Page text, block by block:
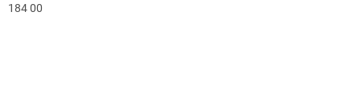
184 00